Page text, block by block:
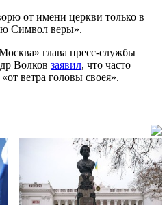
от имени церкви только в
Символ веры».
глава пресс-службы
Волков заявил, что часто
ветра головы своея».